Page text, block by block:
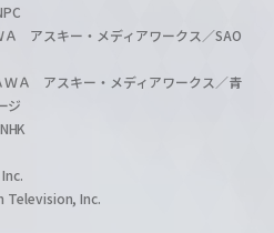
アスキー・メディアワークス／SAO
Ａ アスキー・メディアワークス／青
ジ
Inc.